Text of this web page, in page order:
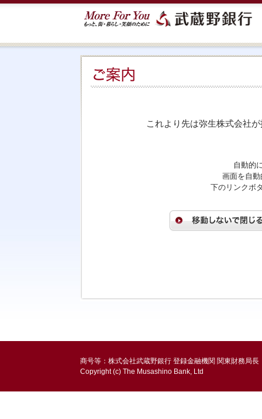
これより先は弥生株式会社
自動的
画面を自
下のリンクボ
商号等：株式会社武蔵野銀行 登録金融機関 関東財務局
Copyright (c) The Musashino Bank, Ltd